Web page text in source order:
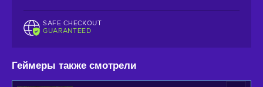
SAFE CHECKOUT
GUARANTEED
Геймеры также смотрели